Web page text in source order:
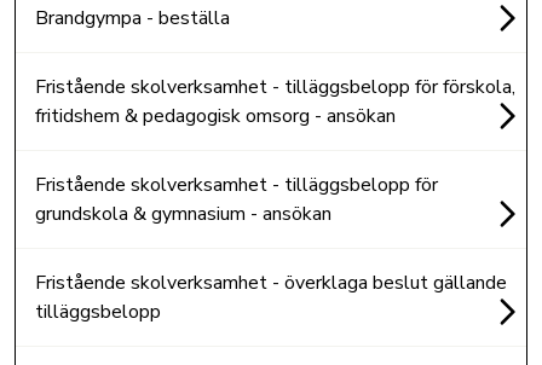
Brandgympa - beställa
Fristående skolverksamhet - tilläggsbelopp för förskola,
fritidshem & pedagogisk omsorg - ansökan
Fristående skolverksamhet - tilläggsbelopp för
grundskola & gymnasium - ansökan
Fristående skolverksamhet - överklaga beslut gällande
tilläggsbelopp